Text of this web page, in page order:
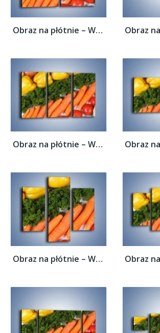
Obraz na płótnie – Warzywny porządek –...
Obraz na płótnie – Warzywny porządek –...
Obraz na płótnie – Warzywny porządek –...